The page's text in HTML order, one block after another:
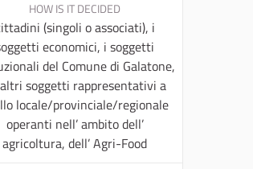
HOW IS IT DECIDED
(singoli o associati), i
economici, i soggetti
del Comune di Galatone,
soggetti rappresentativi a
locale/provinciale/regionale
operanti nell’ ambito dell’
agricoltura, dell’ Agri-Food